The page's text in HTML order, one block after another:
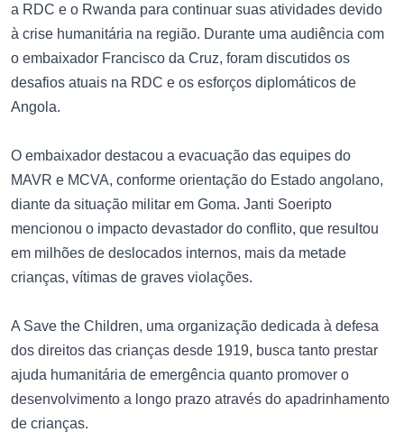
a RDC e o Rwanda para continuar suas atividades devido
à crise humanitária na região. Durante uma audiência com
o embaixador Francisco da Cruz, foram discutidos os
desafios atuais na RDC e os esforços diplomáticos de
Angola.
O embaixador destacou a evacuação das equipes do
MAVR e MCVA, conforme orientação do Estado angolano,
diante da situação militar em Goma. Janti Soeripto
mencionou o impacto devastador do conflito, que resultou
em milhões de deslocados internos, mais da metade
crianças, vítimas de graves violações.
A Save the Children, uma organização dedicada à defesa
dos direitos das crianças desde 1919, busca tanto prestar
ajuda humanitária de emergência quanto promover o
desenvolvimento a longo prazo através do apadrinhamento
de crianças.